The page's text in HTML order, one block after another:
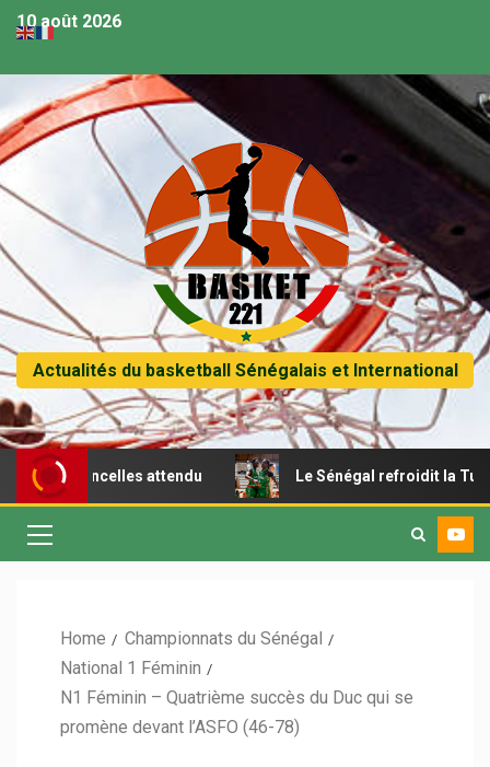
10 août 2026
Actualités du basketball Sénégalais et International
attendu Le Sénégal refroidit la Tunisie et
Home
Championnats du Sénégal
National 1 Féminin
N1 Féminin – Quatrième succès du Duc qui se
promène devant l’ASFO (46-78)